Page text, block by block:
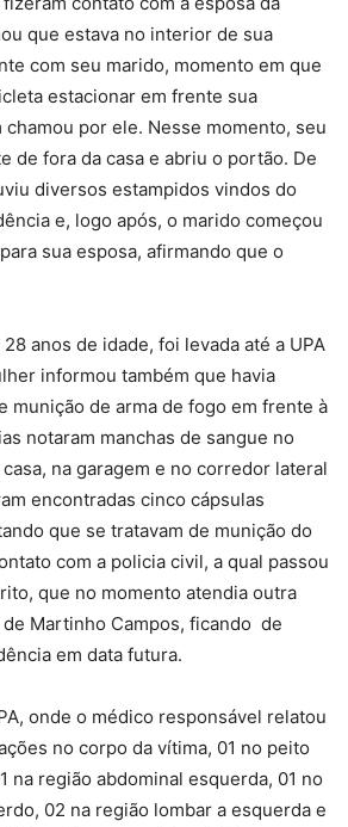
que estava no interior de sua
com seu marido, momento em que
estacionar em frente sua
por ele. Nesse momento, seu
de fora da casa e abriu o portão. De
diversos estampidos vindos do
e, logo após, o marido começou
sua esposa, afirmando que o
28 anos de idade, foi levada até a UPA
informou também que havia
munição de arma de fogo em frente à
notaram manchas de sangue no
na garagem e no corredor lateral
encontradas cinco cápsulas
que se tratavam de munição do
com a policia civil, a qual passou
que no momento atendia outra
Martinho Campos, ficando de
em data futura.
onde o médico responsável relatou
no corpo da vítima, 01 no peito
na região abdominal esquerda, 01 no
02 na região lombar a esquerda e